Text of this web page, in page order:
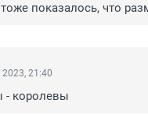
показалось, что
21:40
- королевы